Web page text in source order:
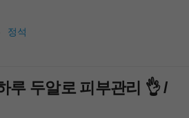
정석
루 두알로 피부관리 👌 /